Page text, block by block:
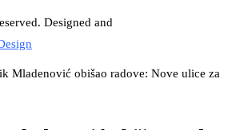
Designed and
Mladenović obišao radove: Nove ulice za